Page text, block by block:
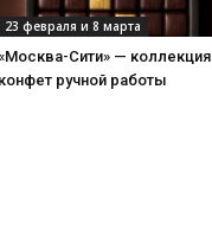
23 февраля и 8 марта
Сити» — коллекция
конфет ручной работы